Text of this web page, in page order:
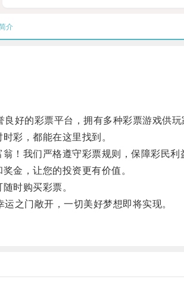
介
的彩票平台，拥有多种彩票游戏供玩
彩，都能在这里找到。
我们严格遵守彩票规则，保障彩民利
金，让您的投资更有价值。
时购买彩票。
门敞开，一切美好梦想即将实现。